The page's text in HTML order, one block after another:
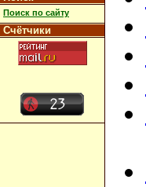
Поиск по сайту
Счётчики